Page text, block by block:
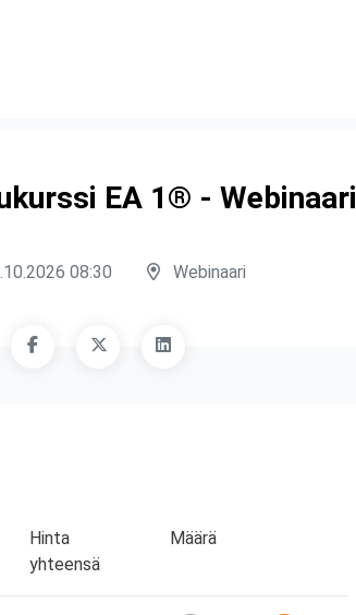
EA 1® - Webinaari
08:30 Webinaari
Hinta
yhteensä
Määrä